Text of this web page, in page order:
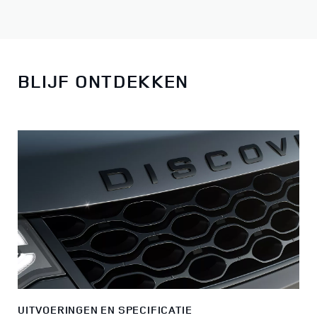
BLIJF ONTDEKKEN
UITVOERINGEN EN SPECIFICATIE